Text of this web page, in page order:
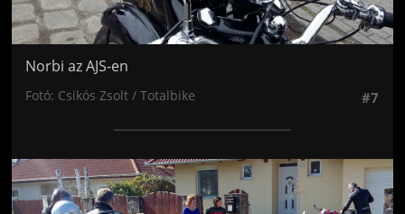
Norbi az AJS-en
Fotó: Csikós Zsolt / Totalbike #7
Jön még kép!